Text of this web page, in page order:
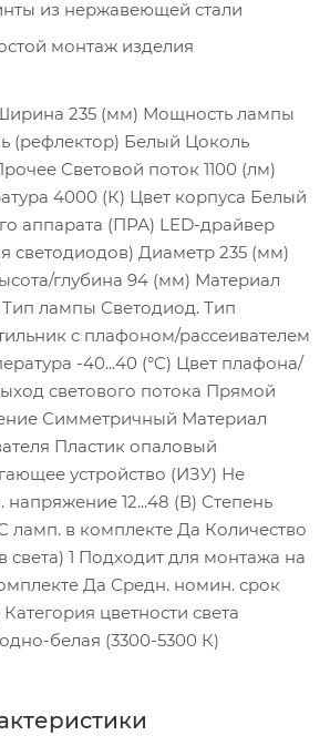
из нержавеющей стали
монтаж изделия
235 (мм) Мощность лампы
(рефлектор) Белый Цоколь
Световой поток 1100 (лм)
4000 (К) Цвет корпуса Белый
аппарата (ПРА) LED-драйвер
светодиодов) Диаметр 235 (мм)
глубина 94 (мм) Материал
Тип лампы Светодиод. Тип
с плафоном/рассеивателем
-40...40 (°C) Цвет плафона/
светового потока Прямой
Симметричный Материал
Пластик опаловый
устройство (ИЗУ) Не
напряжение 12...48 (В) Степень
ламп. в комплекте Да Количество
света) 1 Подходит для монтажа на
Да Средн. номин. срок
цветности света
белая (3300-5300 К)